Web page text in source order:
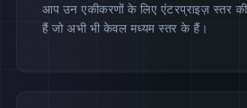
आप उन एकीकरणों के लिए एंटरप्राइज़ स्तर
हैं जो अभी भी केवल मध्यम स्तर के हैं।